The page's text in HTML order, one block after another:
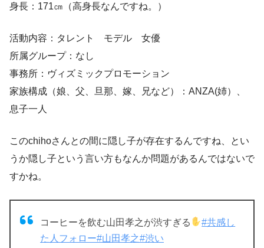
身長：171㎝（高身長なんですね。）
活動内容：タレント モデル 女優
所属グループ：なし
事務所：ヴィズミックプロモーション
家族構成（娘、父、旦那、嫁、兄など）：ANZA(姉）、
息子一人
このchihoさんとの間に隠し子が存在するんですね、とい
うか隠し子という言い方もなんか問題があるんではないで
すかね。
コーヒーを飲む山田孝之が渋すぎる
#共感し
た人フォロー#山田孝之#渋い